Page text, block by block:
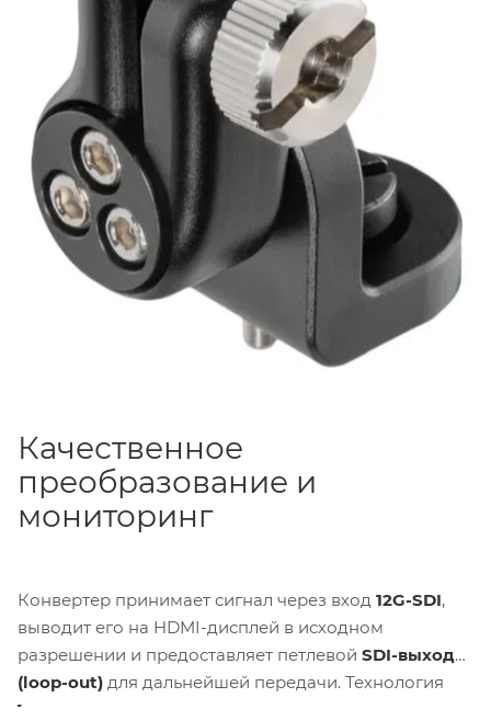
Качественное
преобразование и
мониторинг
Конвертер принимает сигнал через вход 12G-SDI,
выводит его на HDMI-дисплей в исходном
разрешении и предоставляет петлевой SDI-выход
(loop-out) для дальнейшей передачи. Технология
Teranex